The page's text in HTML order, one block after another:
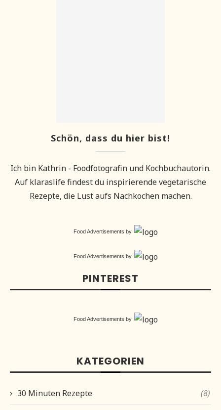
Schön, dass du hier bist!
Ich bin Kathrin - Foodfotografin und Kochbuchautorin.
Auf klaraslife findest du inspirierende vegetarische
Rezepte, die Lust aufs Nachkochen machen.
Food Advertisements by
Food Advertisements by
PINTEREST
Food Advertisements by
KATEGORIEN
30 Minuten Rezepte (8)